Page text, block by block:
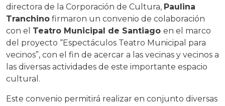
directora de la Corporación de Cultura, Paulina
Tranchino firmaron un convenio de colaboración
con el Teatro Municipal de Santiago en el marco
del proyecto “Espectáculos Teatro Municipal para
vecinos”, con el fin de acercar a las vecinas y vecinos a
las diversas actividades de este importante espacio
cultural.
Este convenio permitirá realizar en conjunto diversas